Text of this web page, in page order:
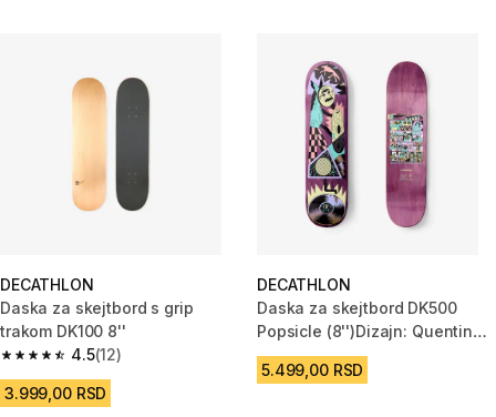
DECATHLON
Daska za skejtbord s grip
trakom DK100 8''
4.5
4.5 od 5 zvezdica from 12 Recenzije
(12)
3.999,00 RSD
DECATHLON
Daska za skejtbord DK500
Popsicle (8'')Dizajn: Quentin
Caillat
5.499,00 RSD